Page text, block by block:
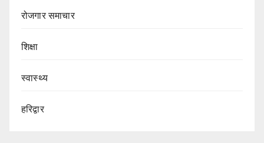
रोजगार समाचार
शिक्षा
स्वास्थ्य
हरिद्वार